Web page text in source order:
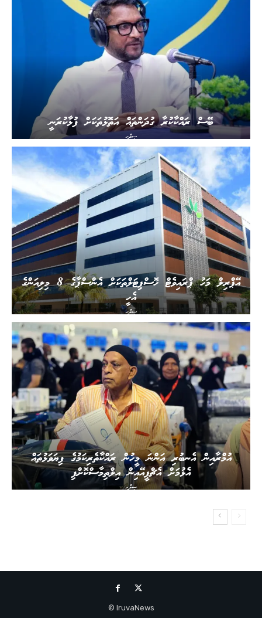
ސިއްހީ
ބޭސް ރައްކާކުރާ ގުދަންތައް އަތޮޅުތަކަށް ފުޅާކުރަނީ
ސިއްހީ
އޭޕްރިލް މަހު ޕްރައިވެޓް ހޮސްޕިޓަލްތަކަށް އެންސްޕާގެ 8 މިލިއަންގެ
އެހީ
ސިއްހީ
އުމްރާއިން އެނބުރި އަންނަ މީހުން ރައްކާތެރިކަމުގެ ފިޔަވަޅުތައް
އެޅުމަށް އެޗްޕީއޭއިން އިލްތިމާސްކޮށްފި
IruvaNews ©